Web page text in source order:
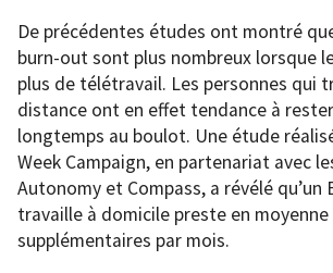
De précédentes études ont montré
burn-out sont plus nombreux lorsque
plus de télétravail. Les personnes qui
distance ont en effet tendance à
longtemps au boulot. Une étude
Week Campaign, en partenariat avec
Autonomy et Compass, a révélé qu’un
travaille à domicile preste en moyenne
supplémentaires par mois.